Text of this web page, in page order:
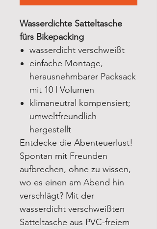
Wasserdichte Satteltasche
fürs Bikepacking
wasserdicht verschweißt
einfache Montage,
herausnehmbarer Packsack
mit 10 l Volumen
klimaneutral kompensiert;
umweltfreundlich
hergestellt
Entdecke die Abenteuerlust!
Spontan mit Freunden
aufbrechen, ohne zu wissen,
wo es einen am Abend hin
verschlägt? Mit der
wasserdicht verschweißten
Satteltasche aus PVC-freiem